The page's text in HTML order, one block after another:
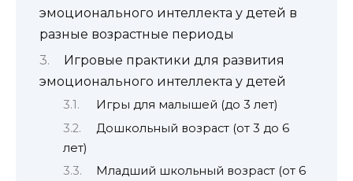
эмоционального интеллекта у детей в
разные возрастные периоды
Игровые практики для развития
эмоционального интеллекта у детей
Игры для малышей (до 3 лет)
Дошкольный возраст (от 3 до 6
лет)
Младший школьный возраст (от 6